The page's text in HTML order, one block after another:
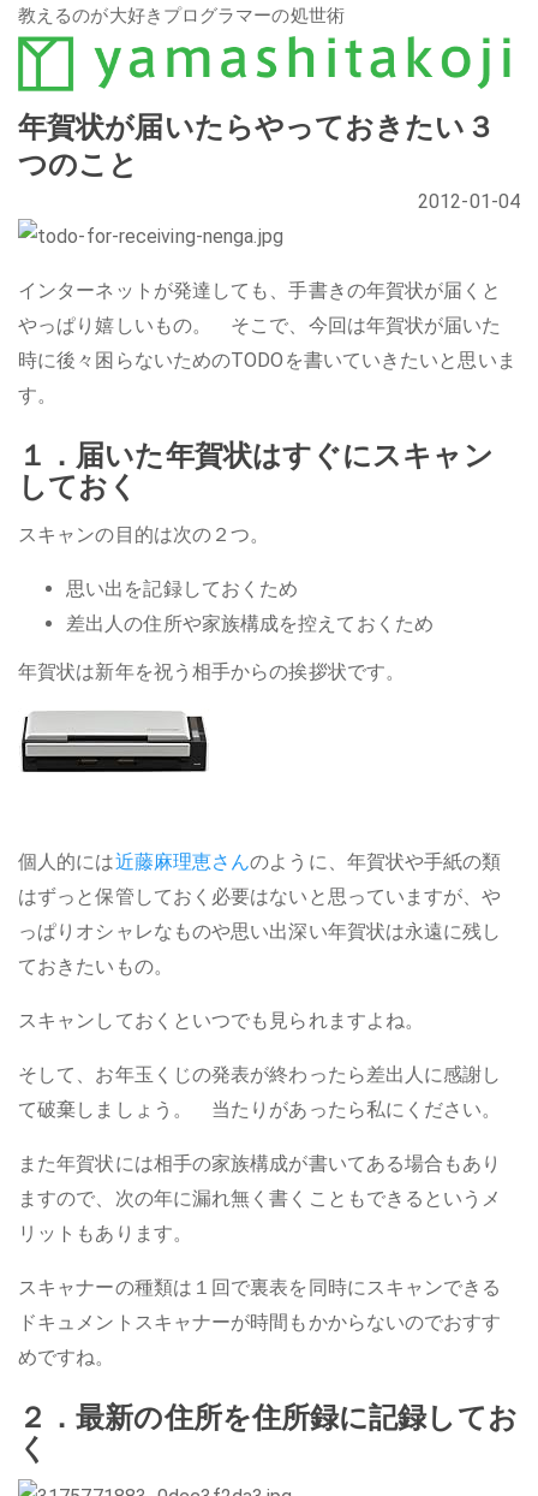
教えるのが大好きプログラマーの処世術
年賀状が届いたらやっておきたい３
つのこと
2012-01-04
インターネットが発達しても、手書きの年賀状が届くと
やっぱり嬉しいもの。 そこで、今回は年賀状が届いた
時に後々困らないためのTODOを書いていきたいと思いま
す。
１．届いた年賀状はすぐにスキャン
しておく
スキャンの目的は次の２つ。
思い出を記録しておくため
差出人の住所や家族構成を控えておくため
年賀状は新年を祝う相手からの挨拶状です。
個人的には近藤麻理恵さんのように、年賀状や手紙の類
はずっと保管しておく必要はないと思っていますが、や
っぱりオシャレなものや思い出深い年賀状は永遠に残し
ておきたいもの。
スキャンしておくといつでも見られますよね。
そして、お年玉くじの発表が終わったら差出人に感謝し
て破棄しましょう。 当たりがあったら私にください。
また年賀状には相手の家族構成が書いてある場合もあり
ますので、次の年に漏れ無く書くこともできるというメ
リットもあります。
スキャナーの種類は１回で裏表を同時にスキャンできる
ドキュメントスキャナーが時間もかからないのでおすす
めですね。
２．最新の住所を住所録に記録してお
く